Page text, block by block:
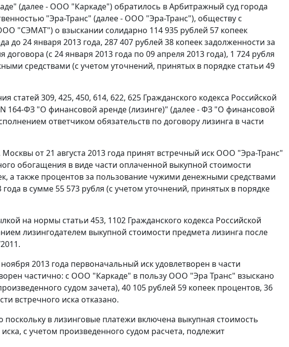
(далее - ООО "Каркаде") обратилось в Арбитражный суд города
"Эра-Транс" (далее - ООО "Эра-Транс"), обществу с
"СЭМАТ") о взыскании солидарно 114 935 рублей 57 копеек
до 24 января 2013 года, 287 407 рублей 38 копеек задолженности за
(с 24 января 2013 года по 09 апреля 2013 года), 1 724 рубля
средствами (с учетом уточнений, принятых в порядке статьи 49
309, 425, 450, 614, 622, 625 Гражданского кодекса Российской
164-ФЗ "О финансовой аренде (лизинге)" (далее - ФЗ "О финансовой
ответчиком обязательств по договору лизинга в части
от 21 августа 2013 года принят встречный иск ООО "Эра-Транс"
обогащения в виде части оплаченной выкупной стоимости
а также процентов за пользование чужими денежными средствами
в сумме 55 573 рубля (с учетом уточнений, принятых в порядке
на нормы статьи 453, 1102 Гражданского кодекса Российской
лизингодателем выкупной стоимости предмета лизинга после
2013 года первоначальный иск удовлетворен в части
частично: с ООО "Каркаде" в пользу ООО "Эра Транс" взыскано
судом зачета), 40 105 рублей 59 копеек процентов, 36
встречного иска отказано.
в лизинговые платежи включена выкупная стоимость
с учетом произведенного судом расчета, подлежит